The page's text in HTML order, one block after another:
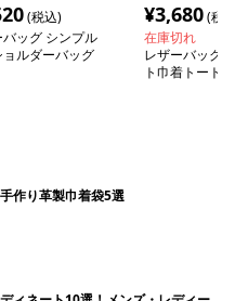
(税込)
バッグ シンプル
ルダーバッグ
¥3,680(税
在庫切れ
レザーバッグ
ト巾着トート
作り革製巾着袋5選